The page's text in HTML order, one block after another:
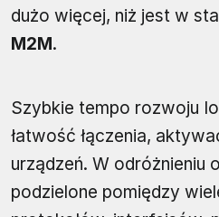
dużo więcej, niż jest w
M2M.
Szybkie tempo rozwoju
łatwość łączenia,
urządzeń. W odróżnieniu
podzielone pomiędzy